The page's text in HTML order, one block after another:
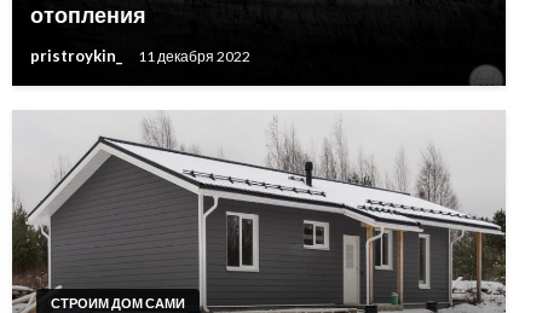
отопления
pristroykin_ 11 декабря 2022
СТРОИМ ДОМ САМИ